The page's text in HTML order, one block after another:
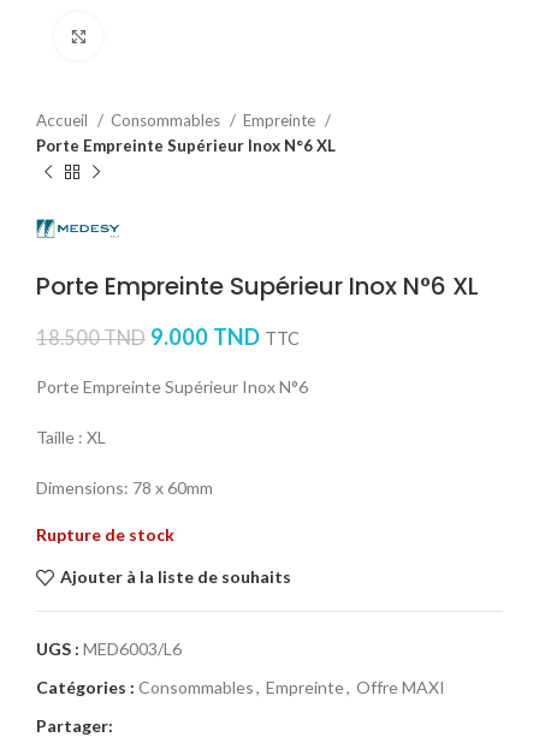
Accueil Consommables
Empreinte
Porte Empreinte Supérieur Inox N°6 XL
Porte Empreinte Supérieur Inox N°6 XL
18.500TND 9.000 TND TTC
Porte Empreinte Supérieur Inox N°6
Taille : XL
Dimensions: 78 x 60mm
Rupture de stock
Ajouter à la liste de souhaits
UGS : MED6003/L6
Catégories : Consommables, Empreinte, Offre MAXI
Partager: